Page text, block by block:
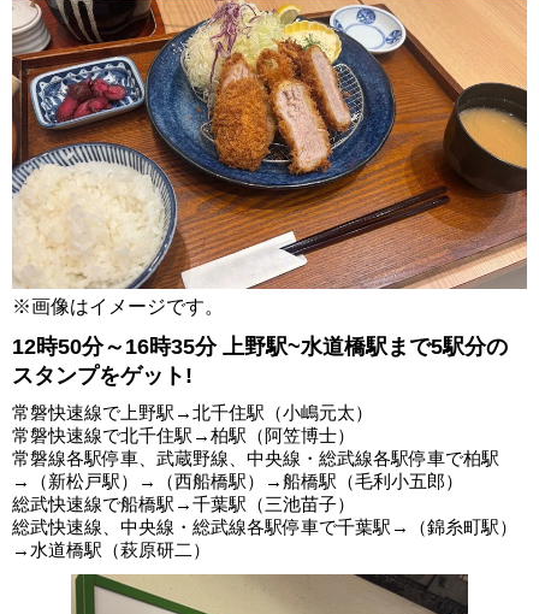
※画像はイメージです。
12時50分～16時35分 上野駅~水道橋駅まで5駅分の
スタンプをゲット!
常磐快速線で上野駅→北千住駅（小嶋元太）
常磐快速線で北千住駅→柏駅（阿笠博士）
常磐線各駅停車、武蔵野線、中央線・総武線各駅停車で柏駅
→（新松戸駅）→（西船橋駅）→船橋駅（毛利小五郎）
総武快速線で船橋駅→千葉駅（三池苗子）
総武快速線、中央線・総武線各駅停車で千葉駅→（錦糸町駅）
→水道橋駅（萩原研二）